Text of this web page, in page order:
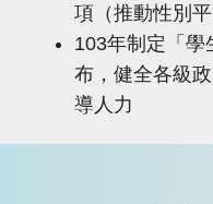
項（推動性別平
103年制定「學
布，健全各級
導人力